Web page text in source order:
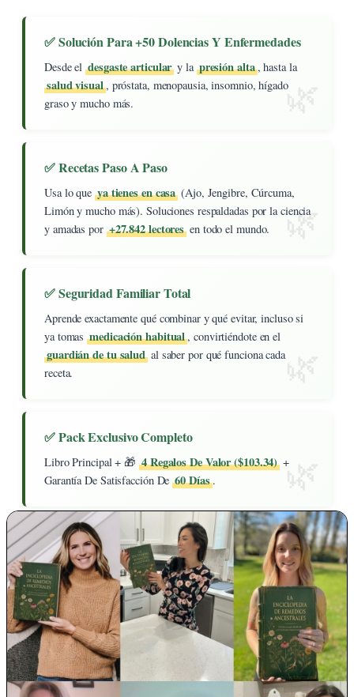
✅ Solución Para +50 Dolencias Y Enfermedades
Desde eldesgaste articular y la presión alta, hasta la
salud visual, próstata, menopausia, insomnio, hígado
graso y mucho más.
✅ Recetas Paso A Paso
Usa lo que ya tienes en casa (Ajo, Jengibre, Cúrcuma,
Limón y mucho más). Soluciones respaldadas por la ciencia
y amadas por +27.842 lectores en todo el mundo.
✅ Seguridad Familiar Total
Aprende exactamente qué combinar y qué evitar, incluso si
ya tomasmedicación habitual, convirtiéndote en el
guardián de tu salud al saber por qué funciona cada
receta.
✅ Pack Exclusivo Completo
Libro Principal + 🎁 4 Regalos De Valor ($103.34) +
Garantía De Satisfacción De60 Días.